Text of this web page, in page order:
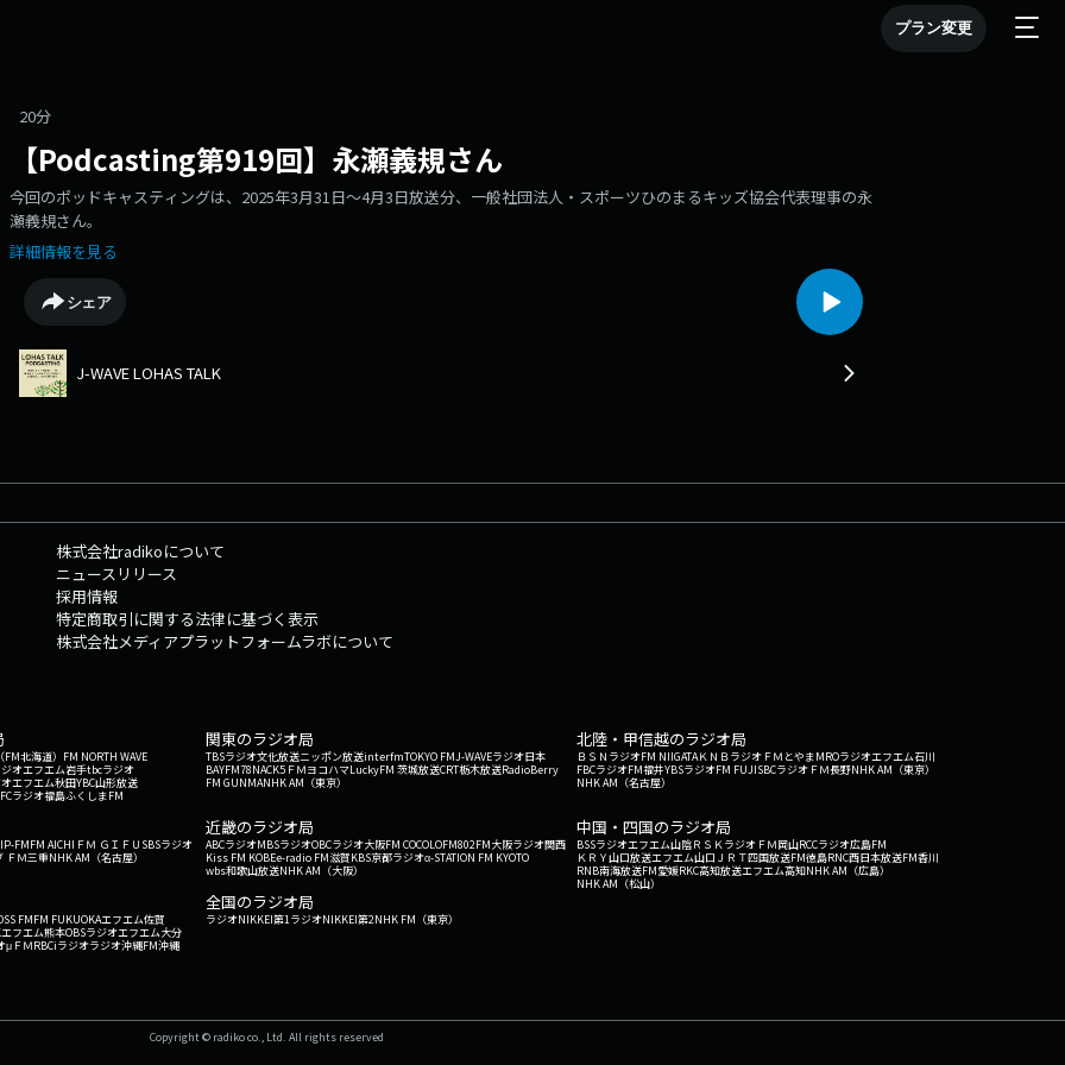
プラン変更
20分
【Podcasting第919回】永瀬義規さん
今回のポッドキャスティングは、2025年3月31日～4月3日放送分、一般社団法人・スポーツひのまるキッズ協会代表理事の永
瀬義規さん。
詳細情報を見る
シェア
J-WAVE LOHAS TALK
株式会社radikoについて
ニュースリリース
採用情報
特定商取引に関する法律に基づく表示
株式会社メディアプラットフォームラボについて
北海道） FM NORTH WAVE
オエフエム岩手tbcラジオ
エフエム秋田YBC山形放送
ラジオ福島ふくしまFM
関東のラジオ局
TBSラジオ文化放送ニッポン放送interfmTOKYO FMJ-WAVEラジオ日本
BAYFM78NACK5 ＦＭヨコハマLuckyFM 茨城放送CRT栃木放送RadioBerry
FM GUNMANHK AM（東京）
北陸・甲信越のラジオ局
ＢＳＮラジオFM NIIGATAＫＮＢラジオ ＦＭとやまMROラジオエフエム石川
FBCラジオFM福井YBSラジオFM FUJISBCラジオ ＦＭ長野NHK AM（東京）
NHK AM（名古屋）
FMFM AICHI ＦＭ ＧＩＦＵ SBSラジオ
ＦＭ三重NHK AM（名古屋）
近畿のラジオ局
ABCラジオMBSラジオOBCラジオ大阪FM COCOLOFM802FM大阪ラジオ関西
Kiss FM KOBEe-radio FM滋賀KBS京都ラジオα-STATION FM KYOTO
wbs和歌山放送NHK AM（大阪）
中国・四国のラジオ局
BSSラジオエフエム山陰ＲＳＫラジオ ＦＭ岡山RCCラジオ広島FM
ＫＲＹ山口放送エフエム山口 ＪＲＴ四国放送FM徳島RNC西日本放送FM香川
RNB南海放送FM愛媛RKC高知放送エフエム高知NHK AM（広島）
NHK AM（松山）
FMFM FUKUOKAエフエム佐賀
フエム熊本OBSラジオエフエム大分
μＦＭRBCiラジオラジオ沖縄FM沖縄
全国のラジオ局
ラジオNIKKEI第1ラジオNIKKEI第2NHK FM（東京）
Copyright © radiko co., Ltd. All rights reserved